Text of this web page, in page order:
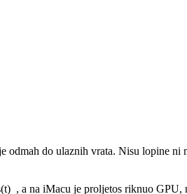
odmah do ulaznih vrata. Nisu lopine ni
, a na iMacu je proljetos riknuo GPU,